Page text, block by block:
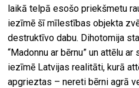
laikā telpā esošo priekšmetu
iezīmē šī mīlestības objekta
destruktīvo dabu. Dihotomija
“Madonnu ar bērnu” un attēlu
iezīmē Latvijas realitāti, kurā
apgrieztas – nereti bērni agrā